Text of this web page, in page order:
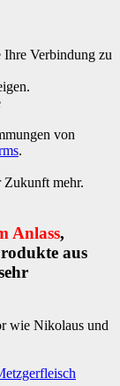
Verbindung zu
von
.
Zukunft mehr.
Anlass,
aus
wie Nikolaus und